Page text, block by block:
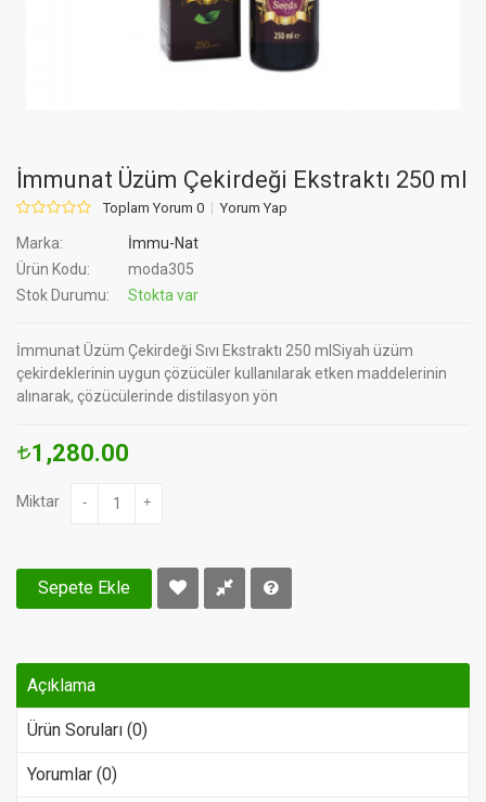
İmmunat Üzüm Çekirdeği Ekstraktı 250 ml
Toplam Yorum 0 Yorum Yap
Marka:
İmmu-Nat
Ürün Kodu:
moda305
Stok Durumu:
Stokta var
İmmunat Üzüm Çekirdeği Sıvı Ekstraktı 250 mlSiyah üzüm
çekirdeklerinin uygun çözücüler kullanılarak etken maddelerinin
alınarak, çözücülerinde distilasyon yön
1,280.00
Miktar - +
Sepete Ekle
Açıklama
Ürün Soruları (0)
Yorumlar (0)